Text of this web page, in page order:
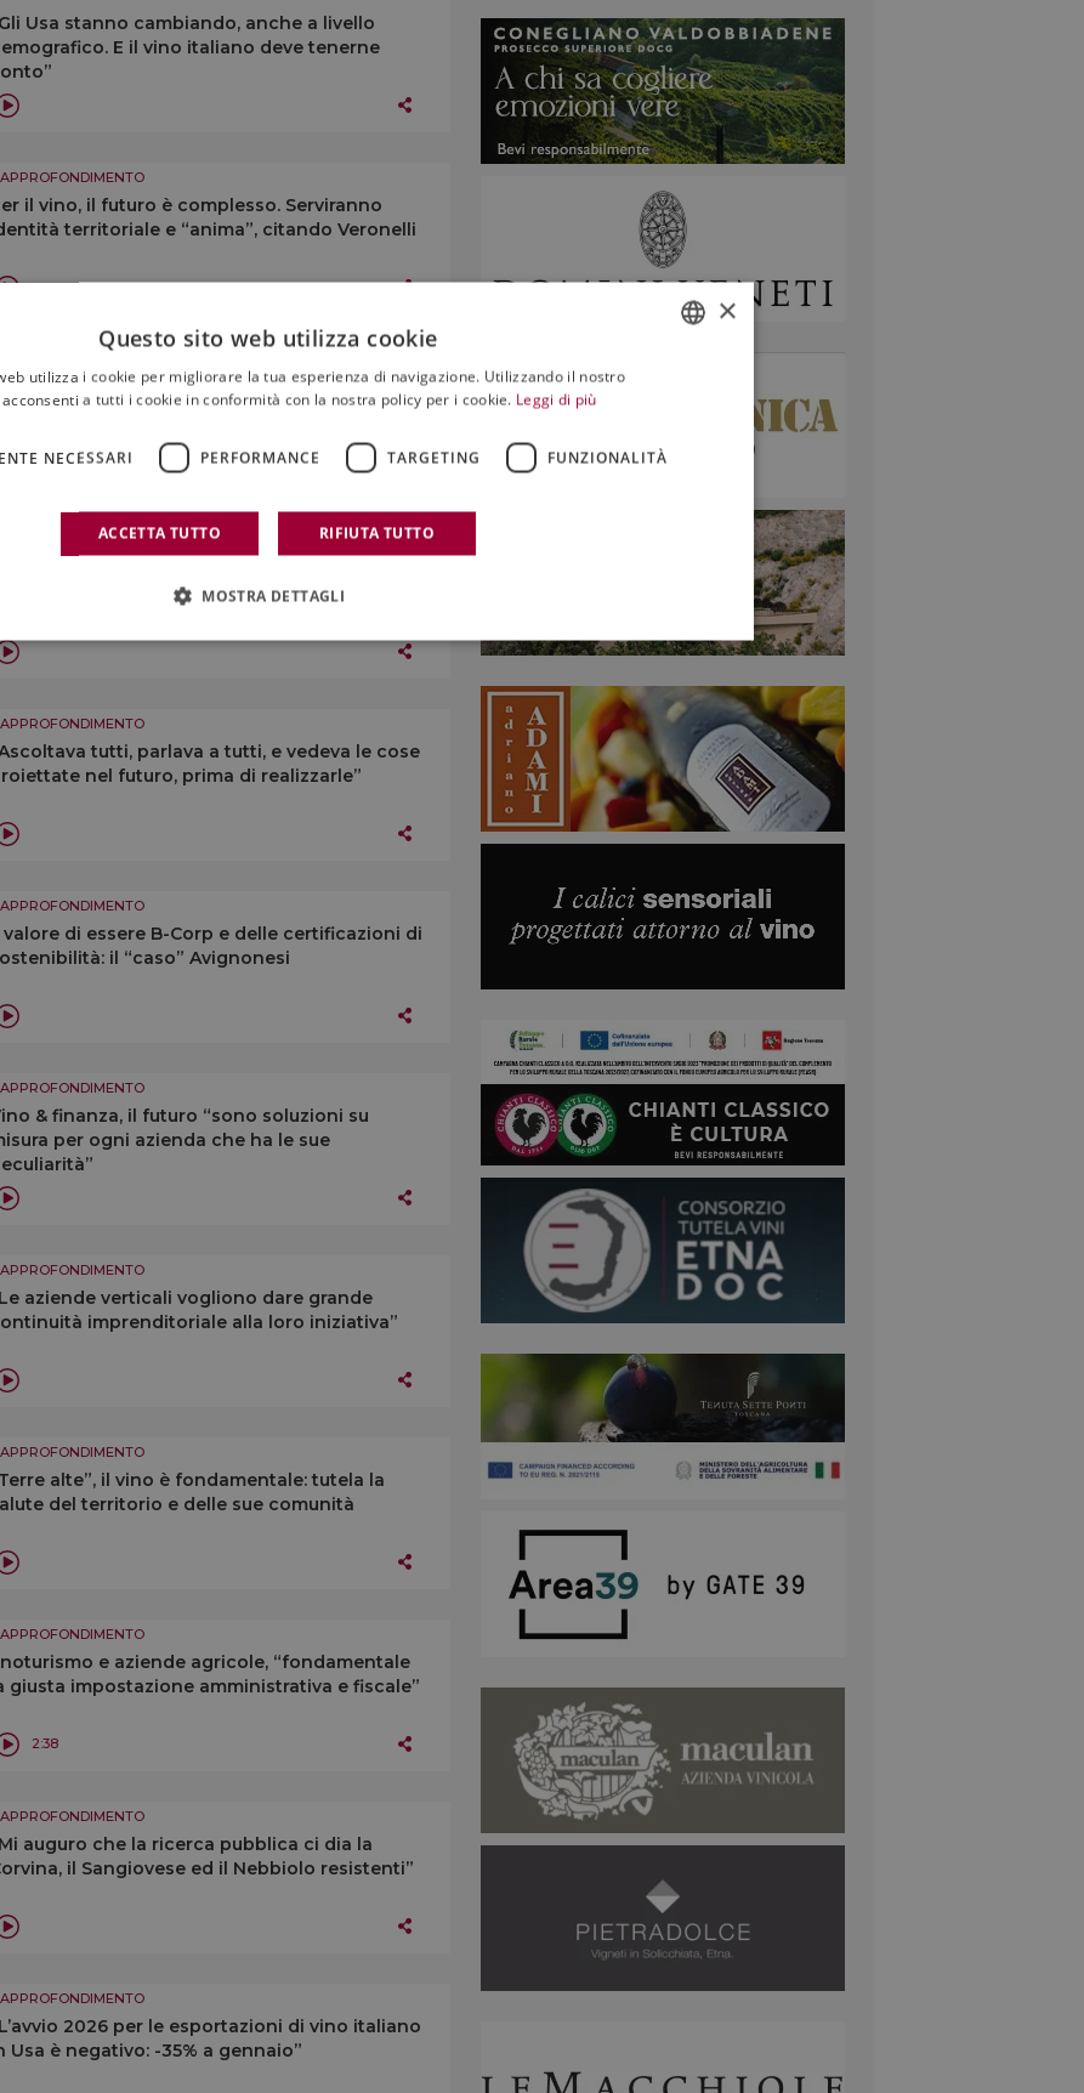
Usa stanno cambiando, anche a livello
E il vino italiano deve tenerne
il vino, il futuro è complesso. Serviranno
territoriale e “anima”, citando Veronelli
cercare di riunire le denominazioni
un numero minore di consorzi di tutela”
taglio rese o estirpi, ogni territorio è diverso”
tutti, parlava a tutti, e vedeva le cose
nel futuro, prima di realizzarle”
valore di essere B-Corp e delle certificazioni di
il “caso” Avignonesi
& finanza, il futuro “sono soluzioni su
per ogni azienda che ha le sue
aziende verticali vogliono dare grande
imprenditoriale alla loro iniziativa”
alte”, il vino è fondamentale: tutela la
del territorio e delle sue comunità
e aziende agricole, “fondamentale
giusta impostazione amministrativa e fiscale”
2:38
auguro che la ricerca pubblica ci dia la
il Sangiovese ed il Nebbiolo resistenti”
2026 per le esportazioni di vino italiano
Usa è negativo: -35% a gennaio”
×
Questo sito web utilizza cookie
utilizza i cookie per migliorare la tua esperienza di navigazione. Utilizzando il nostro
a tutti i cookie in conformità con la nostra policy per i cookie. Leggi di più
NECESSARI PERFORMANCE TARGETING FUNZIONALITÀ
ACCETTA TUTTO RIFIUTA TUTTO
MOSTRA DETTAGLI